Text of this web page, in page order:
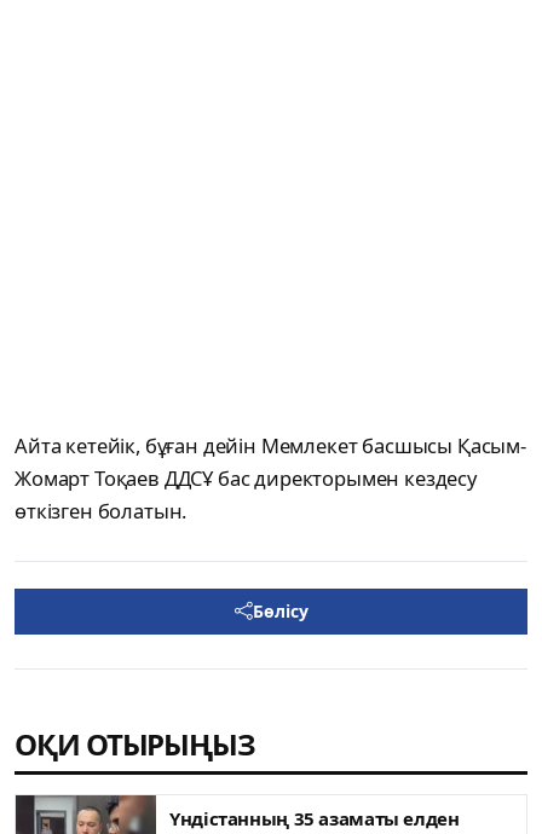
Айта кетейік, бұған дейін Мемлекет басшысы Қасым-
Жомарт Тоқаев ДДСҰ бас директорымен кездесу
өткізген болатын.
Бөлісу
ОҚИ ОТЫРЫҢЫЗ
Үндістанның 35 азаматы елден